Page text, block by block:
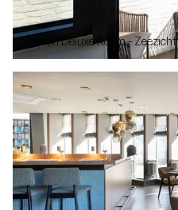
Balkon Deluxe Room - Zeezicht